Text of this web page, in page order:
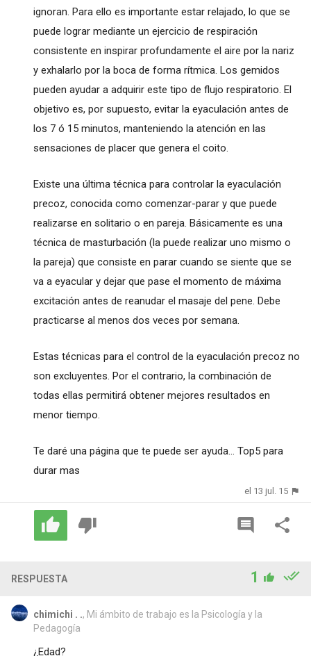
ignoran. Para ello es importante estar relajado, lo que se
puede lograr mediante un ejercicio de respiración
consistente en inspirar profundamente el aire por la nariz
y exhalarlo por la boca de forma rítmica. Los gemidos
pueden ayudar a adquirir este tipo de flujo respiratorio. El
objetivo es, por supuesto, evitar la eyaculación antes de
los 7 ó 15 minutos, manteniendo la atención en las
sensaciones de placer que genera el coito.
Existe una última técnica para controlar la eyaculación
precoz, conocida como comenzar-parar y que puede
realizarse en solitario o en pareja. Básicamente es una
técnica de masturbación (la puede realizar uno mismo o
la pareja) que consiste en parar cuando se siente que se
va a eyacular y dejar que pase el momento de máxima
excitación antes de reanudar el masaje del pene. Debe
practicarse al menos dos veces por semana.
Estas técnicas para el control de la eyaculación precoz no
son excluyentes. Por el contrario, la combinación de
todas ellas permitirá obtener mejores resultados en
menor tiempo.
Te daré una página que te puede ser ayuda... Top5 para
durar mas
el 13 jul. 15
RESPUESTA 1
chimichi . ., Mi ámbito de trabajo es la Psicología y la
Pedagogía
¿Edad?